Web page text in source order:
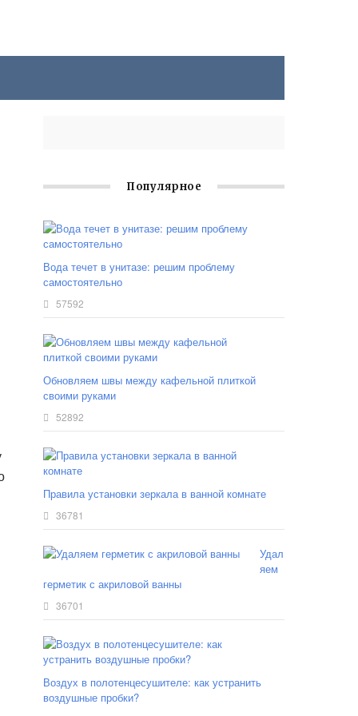
Популярное
Вода течет в унитазе: решим проблему
самостоятельно
57592
Обновляем швы между кафельной плиткой
своими руками
52892
Правила установки зеркала в ванной комнате
36781
Удал
яем
герметик с акриловой ванны
36701
Воздух в полотенцесушителе: как устранить
воздушные пробки?